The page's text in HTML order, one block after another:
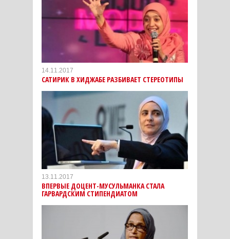
14.11.2017
САТИРИК В ХИДЖАБЕ РАЗБИВАЕТ СТЕРЕОТИПЫ
13.11.2017
ВПЕРВЫЕ ДОЦЕНТ-МУСУЛЬМАНКА СТАЛА
ГАРВАРДСКИМ СТИПЕНДИАТОМ